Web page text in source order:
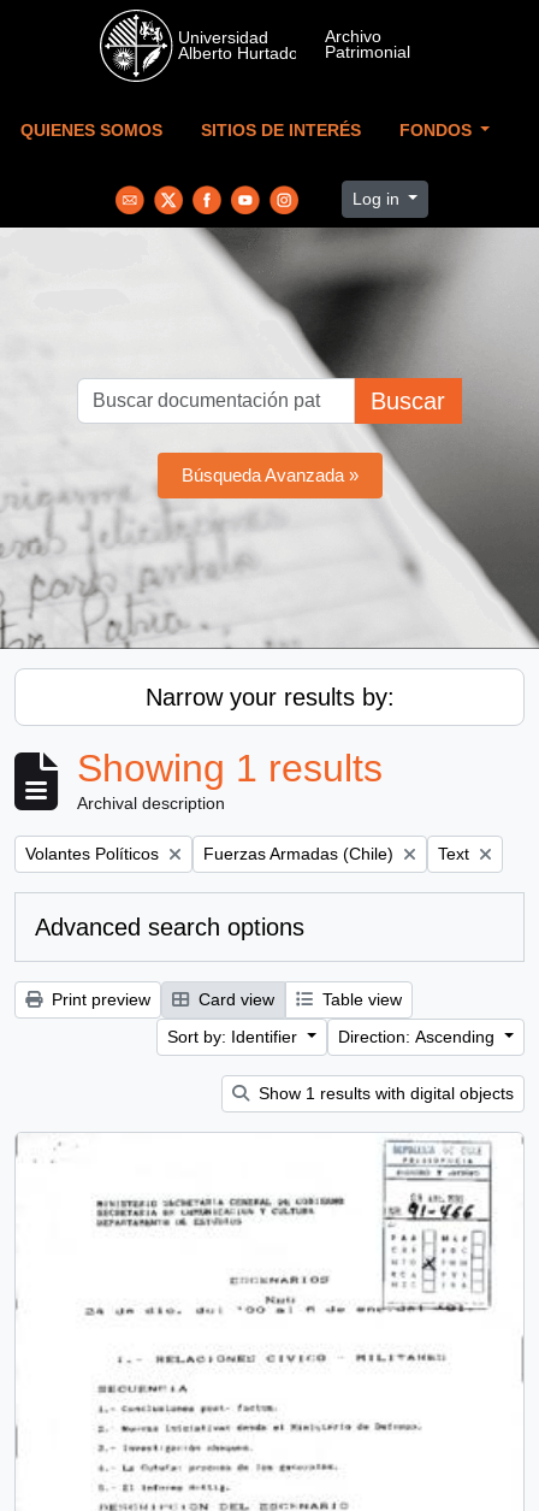
Skip to main content
QUIENES SOMOS SITIOS DE INTERÉS FONDOS
Log in
Buscar
Búsqueda Avanzada »
Narrow your results by:
Showing 1 results
Archival description
Remove filter:
Volantes Políticos Remove filter:
Fuerzas Armadas (Chile) Remove
Text
Advanced search options
Print preview Card view
Table view
Sort by: Identifier
Direction: Ascending
Show 1 results with digital objects